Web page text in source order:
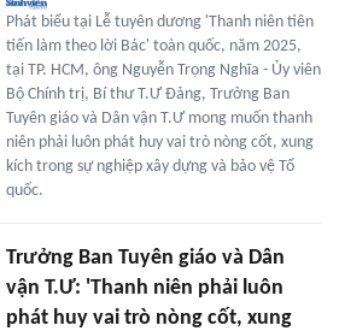
Phát biểu tại Lễ tuyên dương 'Thanh niên tiên
tiến làm theo lời Bác' toàn quốc, năm 2025,
tại TP. HCM, ông Nguyễn Trọng Nghĩa - Ủy viên
Bộ Chính trị, Bí thư T.Ư Đảng, Trưởng Ban
Tuyên giáo và Dân vận T.Ư mong muốn thanh
niên phải luôn phát huy vai trò nòng cốt, xung
kích trong sự nghiệp xây dựng và bảo vệ Tổ
quốc.
Trưởng Ban Tuyên giáo và Dân
vận T.Ư: 'Thanh niên phải luôn
phát huy vai trò nòng cốt, xung